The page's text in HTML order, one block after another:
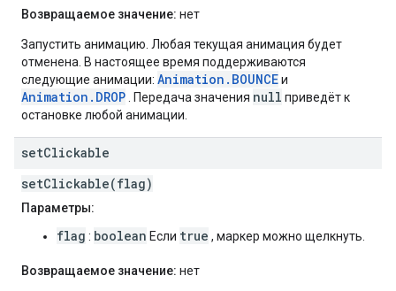
Возвращаемое значение: нет
Запустить анимацию. Любая текущая анимация будет
отменена. В настоящее время поддерживаются
следующие анимации: Animation.BOUNCEи
Animation.DROP . Передача значения null приведёт к
остановке любой анимации.
setClickable
setClickable(flag)
Параметры:
flag : boolean Если true , маркер можно щелкнуть.
Возвращаемое значение: нет